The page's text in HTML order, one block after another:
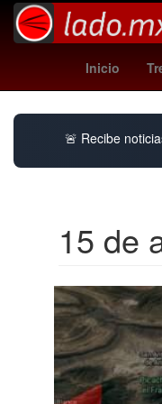
Inicio
Modest Mouse
🚨 Recibe
15 de